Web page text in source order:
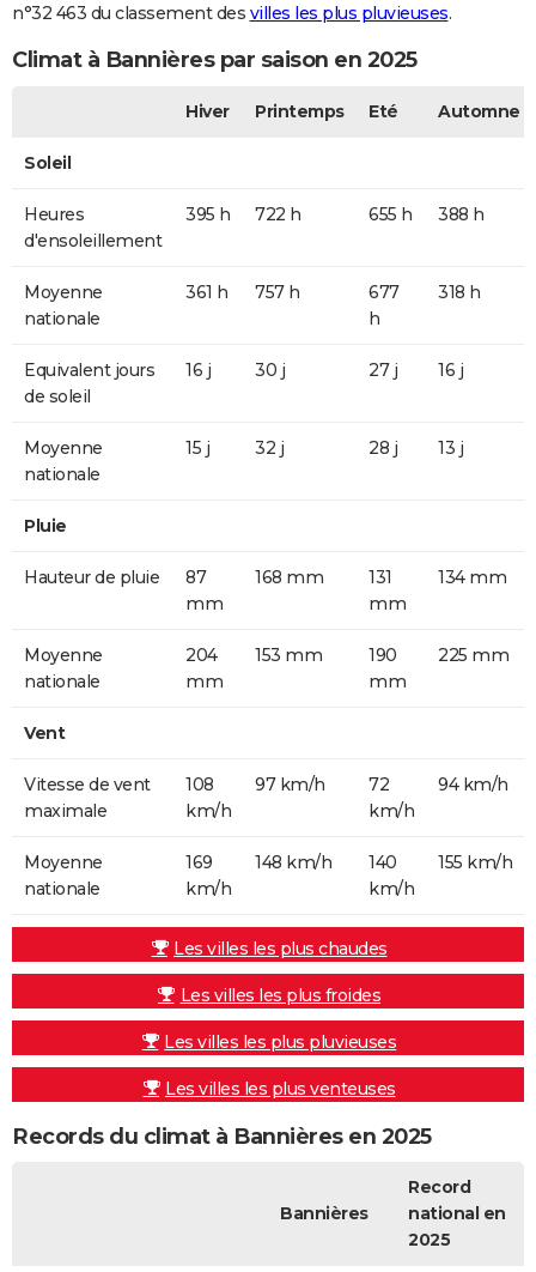
n°32 463 du classement des villes les plus pluvieuses.
Climat à Bannières par saison en 2025
Hiver Printemps Eté Automne
Soleil
Heures
d'ensoleillement
395 h 722 h 655 h 388 h
Moyenne
nationale
361 h 757 h
677
h
318 h
Equivalent jours
de soleil
16 j 30 j 27 j 16 j
Moyenne
nationale
15 j 32 j 28 j 13 j
Pluie
Hauteur de pluie
87
mm
168 mm
131
mm
134 mm
Moyenne
nationale
204
mm
153 mm
190
mm
225 mm
Vent
Vitesse de vent
maximale
108
km/h
97 km/h
72
km/h
94 km/h
Moyenne
nationale
169
km/h
148 km/h
140
km/h
155 km/h
Les villes les plus chaudes
Les villes les plus froides
Les villes les plus pluvieuses
Les villes les plus venteuses
Records du climat à Bannières en 2025
Bannières
Record
national en
2025